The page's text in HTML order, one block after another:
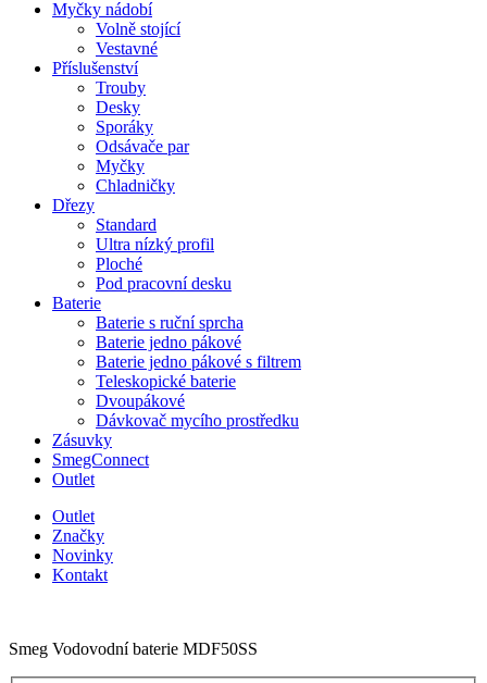
Myčky nádobí
Volně stojící
Vestavné
Příslušenství
Trouby
Desky
Sporáky
Odsávače par
Myčky
Chladničky
Dřezy
Standard
Ultra nízký profil
Ploché
Pod pracovní desku
Baterie
Baterie s ruční sprcha
Baterie jedno pákové
Baterie jedno pákové s filtrem
Teleskopické baterie
Dvoupákové
Dávkovač mycího prostředku
Zásuvky
SmegConnect
Outlet
Outlet
Značky
Novinky
Kontakt
Smeg Vodovodní baterie MDF50SS